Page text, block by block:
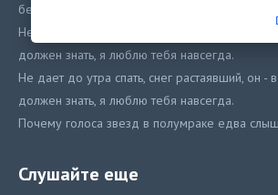
бег, и бежишь от меня ты.
Не дает до утра спать, снег растаявший, он -
должен знать, я люблю тебя навсегда.
Не дает до утра спать, снег растаявший, он -
должен знать, я люблю тебя навсегда.
Почему голоса звезд в полумраке едва
Разучилась смотреть вдаль, разучилась
Слушайте еще